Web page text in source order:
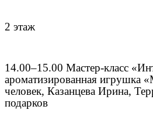
2 этаж
14.00–15.00 Мастер-класс
ароматизированная игрушка
человек, Казанцева Ирина,
подарков